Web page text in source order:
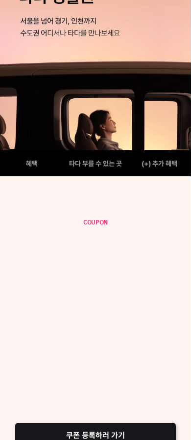
혜택 타다 부를 수 있는 곳 (+) 추가 혜택
COUPON
쿠폰 등록하러 가기